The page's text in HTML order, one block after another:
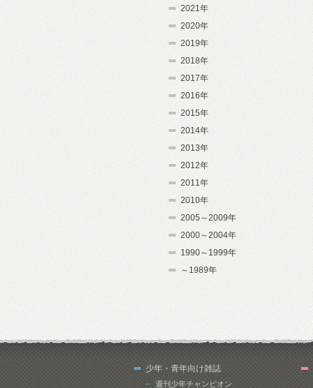
2021年
2020年
2019年
2018年
2017年
2016年
2015年
2014年
2013年
2012年
2011年
2010年
2005～2009年
2000～2004年
1990～1999年
～1989年
少年・青年向け雑誌
週刊少年チャンピオン